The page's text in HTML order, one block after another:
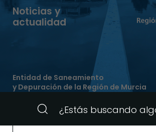
Noticias y
actualidad
Entidad de Saneamiento
y Depuración de la Región de Murcia